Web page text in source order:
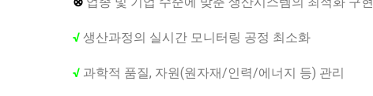
√ 생산과정의 실시간 모니터링 공정 최소화
√ 과학적 품질, 자원(원자재/인력/에너지 등) 관리